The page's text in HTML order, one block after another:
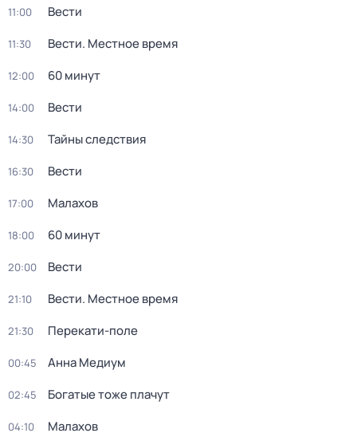
11:00 Вести
11:30 Вести. Местное время
12:00 60 минут
14:00 Вести
14:30 Тайны следствия
16:30 Вести
17:00 Малахов
18:00 60 минут
20:00 Вести
21:10 Вести. Местное время
21:30 Перекати-поле
00:45 Анна Медиум
02:45 Богатые тоже плачут
04:10 Малахов